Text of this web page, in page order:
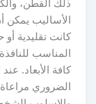
ذلك القطن،
الأساليب يمكن
كانت تقليدية أو
المناسب
كافة الأبعاد. عند
الضروري مراعاة